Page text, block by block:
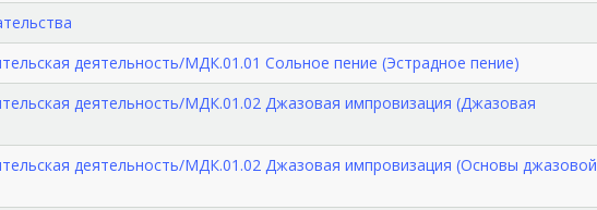
деятельность/МДК.01.01 Сольное пение (Эстрадное пение)
деятельность/МДК.01.02 Джазовая импровизация (Джазовая
деятельность/МДК.01.02 Джазовая импровизация (Основы джазовой